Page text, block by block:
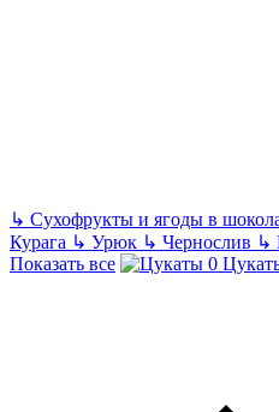
↳ Сухофрукты и ягоды в
Курага ↳ Урюк ↳ Чернослив ↳
Показать все